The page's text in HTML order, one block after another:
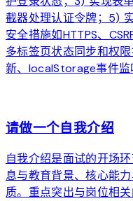
截器处理认证令牌；5)
安全措施如HTTPS、
多标签页状态同步和权
新、localStorage事件监
请做一个自我介绍
自我介绍是面试的开场
息与教育背景、核心能
质。重点突出与岗位相